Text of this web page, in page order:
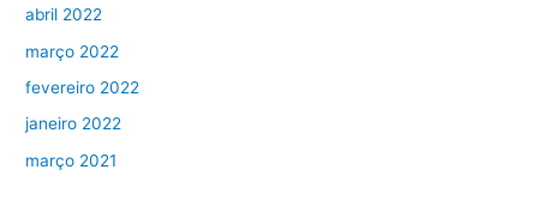
abril 2022
março 2022
fevereiro 2022
janeiro 2022
março 2021